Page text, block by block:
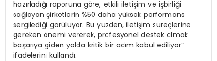
hazırladığı raporuna göre, etkili iletişim ve işbirliği
sağlayan şirketlerin %50 daha yüksek performans
sergilediği görülüyor. Bu yüzden, iletişim süreçlerine
gereken önemi vererek, profesyonel destek almak
başarıya giden yolda kritik bir adım kabul ediliyor”
ifadelerini kullandı.